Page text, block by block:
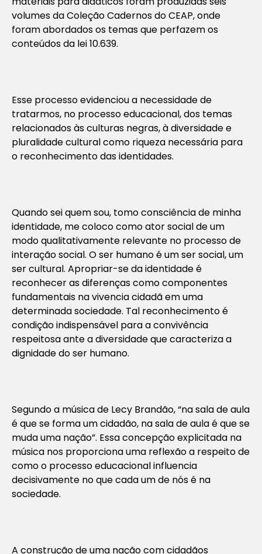
volumes da Coleção Cadernos do CEAP, onde
foram abordados os temas que perfazem os
conteúdos da lei 10.639.
Esse processo evidenciou a necessidade de
tratarmos, no processo educacional, dos temas
relacionados às culturas negras, à diversidade e
pluralidade cultural como riqueza necessária para
o reconhecimento das identidades.
Quando sei quem sou, tomo consciência de minha
identidade, me coloco como ator social de um
modo qualitativamente relevante no processo de
interação social. O ser humano é um ser social, um
ser cultural. Apropriar-se da identidade é
reconhecer as diferenças como componentes
fundamentais na vivencia cidadã em uma
determinada sociedade. Tal reconhecimento é
condição indispensável para a convivência
respeitosa ante a diversidade que caracteriza a
dignidade do ser humano.
Segundo a música de Lecy Brandão, “na sala de aula
é que se forma um cidadão, na sala de aula é que se
muda uma nação”. Essa concepção explicitada na
música nos proporciona uma reflexão a respeito de
como o processo educacional influencia
decisivamente no que cada um de nós é na
sociedade.
A construção de uma nação com cidadãos